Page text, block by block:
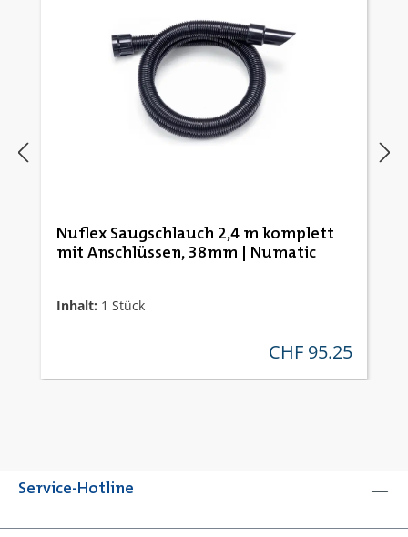
Nuflex Saugschlauch 2,4 m komplett
mit Anschlüssen, 38mm | Numatic
Inhalt: 1 Stück
regulärer preis:
CHF 95.25
Service-Hotline